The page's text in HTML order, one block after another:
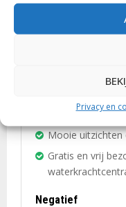
Privacy en
Variatie
Absolute rust
Mooie
Gratis en vrij
Negatief